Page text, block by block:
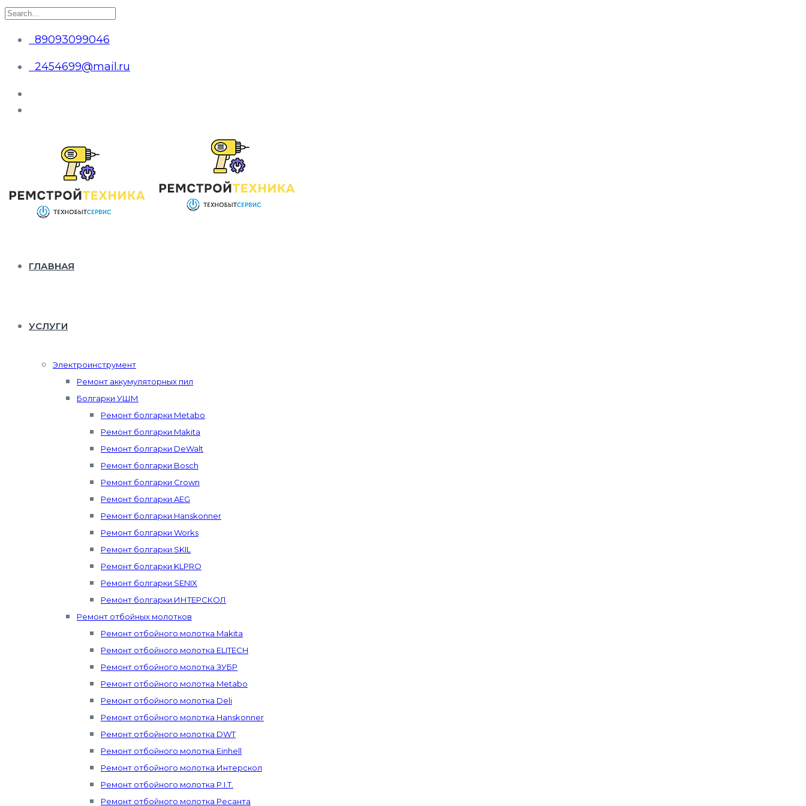
89093099046
2454699@mail.ru
ГЛАВНАЯ
УСЛУГИ
Электроинструмент
Ремонт аккумуляторных пил
Болгарки УШМ
Ремонт болгарки Metabo
Ремонт болгарки Makita
Ремонт болгарки DeWalt
Ремонт болгарки Bosch
Ремонт болгарки Crown
Ремонт болгарки AEG
Ремонт болгарки Hanskonner
Ремонт болгарки Works
Ремонт болгарки SKIL
Ремонт болгарки KLPRO
Ремонт болгарки SENIX
Ремонт болгарки ИНТЕРСКОЛ
Ремонт отбойных молотков
Ремонт отбойного молотка Makita
Ремонт отбойного молотка ELITECH
Ремонт отбойного молотка ЗУБР
Ремонт отбойного молотка Metabo
Ремонт отбойного молотка Deli
Ремонт отбойного молотка Hanskonner
Ремонт отбойного молотка DWT
Ремонт отбойного молотка Einhell
Ремонт отбойного молотка Интерскол
Ремонт отбойного молотка P.I.T.
Ремонт отбойного молотка Ресанта